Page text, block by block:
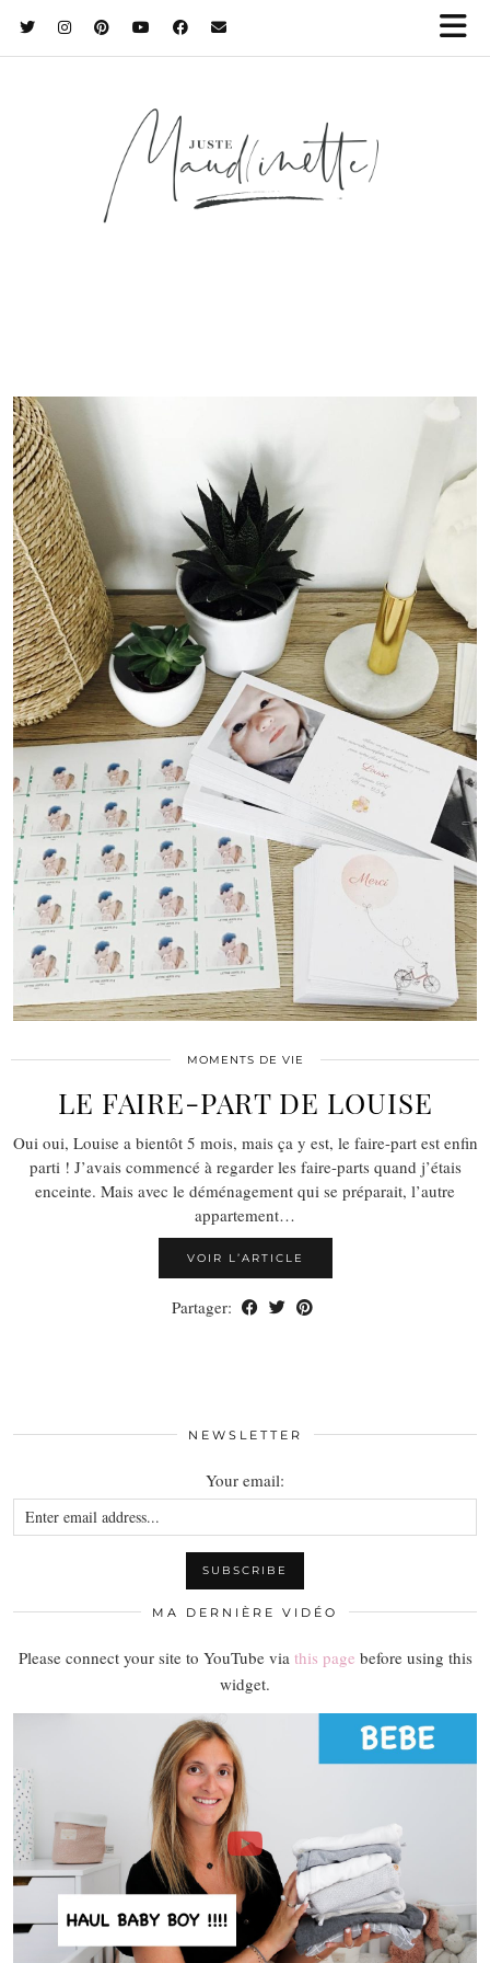
MOMENTS DE VIE
LE FAIRE-PART DE LOUISE
Oui oui, Louise a bientôt 5 mois, mais ça y est, le faire-part est enfin
parti ! J’avais commencé à regarder les faire-parts quand j’étais
enceinte. Mais avec le déménagement qui se préparait, l’autre
appartement…
VOIR L’ARTICLE
Partager:
NEWSLETTER
Your email:
MA DERNIÈRE VIDÉO
Please connect your site to YouTube via this page before using this
widget.